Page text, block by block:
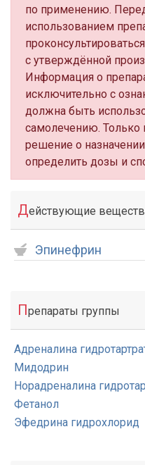
по применению.
использованием
с утверждённой
Информация о
исключительно с
должна быть
самолечению. Только
решение о
определить дозы и
Действующие
Эпинефрин
Препараты группы
Адреналина
Мидодрин
Норадреналина
Фетанол
Эфедрина гидрохлорид